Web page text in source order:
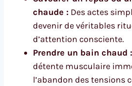
chaude : Des actes
devenir de véritables
d’attention consciente.
Prendre un bain chaud :
détente musculaire
l’abandon des tensions